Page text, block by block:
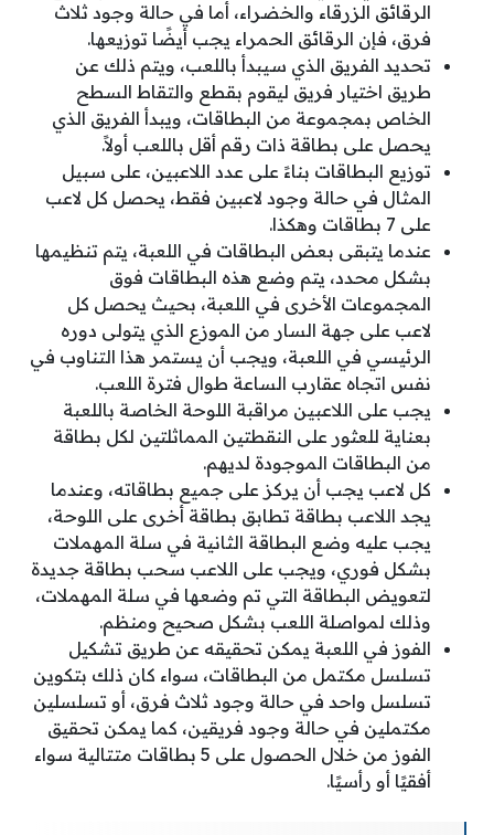
الرقائق الزرقاء والخضراء، أما في حالة وجود ثلاث
فرق، فإن الرقائق الحمراء يجب أيضًا توزيعها.
تحديد الفريق الذي سيبدأ باللعب، ويتم ذلك عن
طريق اختيار فريق ليقوم بقطع والتقاط السطح
الخاص بمجموعة من البطاقات، ويبدأ الفريق الذي
يحصل على بطاقة ذات رقم أقل باللعب أولاً.
توزيع البطاقات بناءً على عدد اللاعبين، على سبيل
المثال في حالة وجود لاعبين فقط، يحصل كل لاعب
على 7 بطاقات وهكذا.
عندما يتبقى بعض البطاقات في اللعبة، يتم تنظيمها
بشكل محدد، يتم وضع هذه البطاقات فوق
المجموعات الأخرى في اللعبة، بحيث يحصل كل
لاعب على جهة السار من الموزع الذي يتولى دوره
الرئيسي في اللعبة، ويجب أن يستمر هذا التناوب في
نفس اتجاه عقارب الساعة طوال فترة اللعب.
يجب على اللاعبين مراقبة اللوحة الخاصة باللعبة
بعناية للعثور على النقطتين المماثلتين لكل بطاقة
من البطاقات الموجودة لديهم.
كل لاعب يجب أن يركز على جميع بطاقاته، وعندما
يجد اللاعب بطاقة تطابق بطاقة أخرى على اللوحة،
يجب عليه وضع البطاقة الثانية في سلة المهملات
بشكل فوري، ويجب على اللاعب سحب بطاقة جديدة
لتعويض البطاقة التي تم وضعها في سلة المهملات،
وذلك لمواصلة اللعب بشكل صحيح ومنظم.
الفوز في اللعبة يمكن تحقيقه عن طريق تشكيل
تسلسل مكتمل من البطاقات، سواء كان ذلك بتكوين
تسلسل واحد في حالة وجود ثلاث فرق، أو تسلسلين
مكتملين في حالة وجود فريقين، كما يمكن تحقيق
الفوز من خلال الحصول على 5 بطاقات متتالية سواء
أفقيًا أو رأسيًا.